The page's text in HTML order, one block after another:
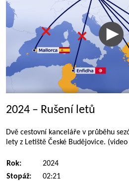
2024 – Rušení letů
Dvě cestovní kanceláře v průběhu
lety z Letiště České Budějovice.
Rok:
2024
Stopáž:
02:21